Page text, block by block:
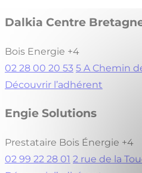
Dalkia Centre
Bois Energie +4
02 28 00 20 53 5 A Chemin
Découvrir l’adhérent
Engie Solutions
Prestataire Bois Énergie +4
02 99 22 28 01 2 rue de la